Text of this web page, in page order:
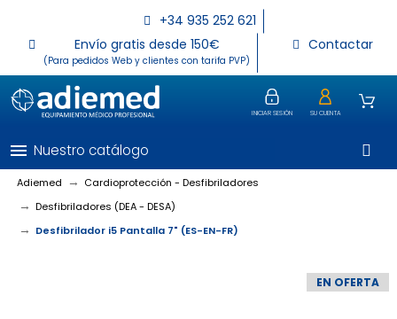
+34 935 252 621
Envío gratis desde 150€
(Para pedidos Web y clientes con tarifa PVP)
Contactar
INICIAR SESIÓN SU CUENTA
menu Nuestro catálogo
Adiemed
Cardioprotección - Desfibriladores
Desfibriladores (DEA - DESA)
Desfibrilador i5 Pantalla 7" (ES-EN-FR)
EN OFERTA